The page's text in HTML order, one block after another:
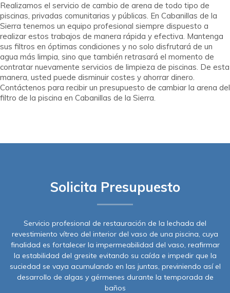
Realizamos el servicio de cambio de arena de todo tipo de
piscinas, privadas comunitarias y públicas. En Cabanillas de la
Sierra tenemos un equipo profesional siempre dispuesto a
realizar estos trabajos de manera rápida y efectiva. Mantenga
sus filtros en óptimas condiciones y no solo disfrutará de un
agua más limpia, sino que también retrasará el momento de
contratar nuevamente servicios de limpieza de piscinas. De esta
manera, usted puede disminuir costes y ahorrar dinero.
Contáctenos para recibir un presupuesto de cambiar la arena del
filtro de la piscina en Cabanillas de la Sierra.
Solicita Presupuesto
Servicio profesional de restauración de la lechada del
revestimiento vítreo del interior del vaso de una piscina, cuya
finalidad es fortalecer la impermeabilidad del vaso, reafirmar
la estabilidad del gresite evitando su caída e impedir que la
suciedad se vaya acumulando en las juntas, previniendo así el
desarrollo de algas y gérmenes durante la temporada de
baños